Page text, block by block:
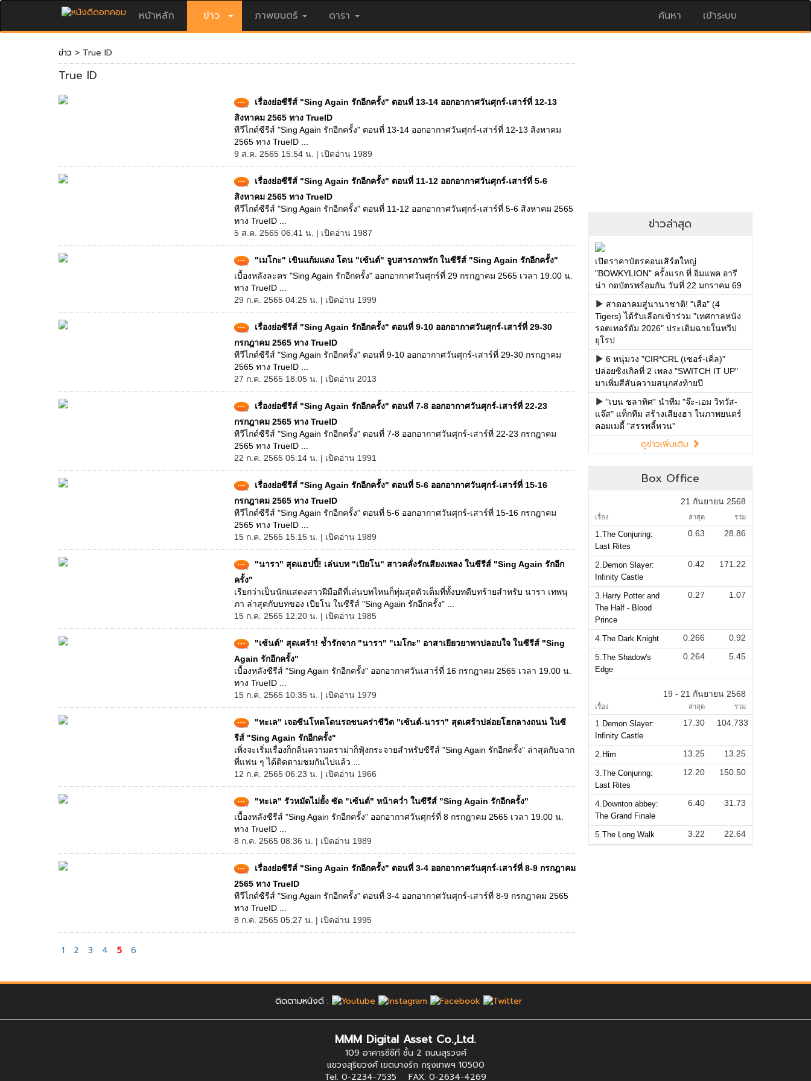
หน้าหลัก ข่าว ภาพยนตร์ ดารา ค้นหา เข้าระบบ
ข่าว > True ID
True ID
เรื่องย่อซีรีส์ "Sing Again รักอีกครั้ง" ตอนที่ 13-14 ออกอากาศวันศุกร์-เสาร์ที่ 12-13
สิงหาคม 2565 ทาง TrueID
ทีวีไกด์ซีรีส์ "Sing Again รักอีกครั้ง" ตอนที่ 13-14 ออกอากาศวันศุกร์-เสาร์ที่ 12-13 สิงหาคม
2565 ทาง TrueID ...
9 ส.ค. 2565 15:54 น. | เปิดอ่าน 1989
เรื่องย่อซีรีส์ "Sing Again รักอีกครั้ง" ตอนที่ 11-12 ออกอากาศวันศุกร์-เสาร์ที่ 5-6
สิงหาคม 2565 ทาง TrueID
ทีวีไกด์ซีรีส์ "Sing Again รักอีกครั้ง" ตอนที่ 11-12 ออกอากาศวันศุกร์-เสาร์ที่ 5-6 สิงหาคม 2565
ทาง TrueID ...
5 ส.ค. 2565 06:41 น. | เปิดอ่าน 1987
"เมโกะ" เขินแก้มแดง โดน "เซ้นต์" จูบสารภาพรัก ในซีรีส์ "Sing Again รักอีกครั้ง"
เบื้องหลังละคร "Sing Again รักอีกครั้ง" ออกอากาศวันศุกร์ที่ 29 กรกฎาคม 2565 เวลา 19.00 น.
ทาง TrueID ...
29 ก.ค. 2565 04:25 น. | เปิดอ่าน 1999
เรื่องย่อซีรีส์ "Sing Again รักอีกครั้ง" ตอนที่ 9-10 ออกอากาศวันศุกร์-เสาร์ที่ 29-30
กรกฎาคม 2565 ทาง TrueID
ทีวีไกด์ซีรีส์ "Sing Again รักอีกครั้ง" ตอนที่ 9-10 ออกอากาศวันศุกร์-เสาร์ที่ 29-30 กรกฎาคม
2565 ทาง TrueID ...
27 ก.ค. 2565 18:05 น. | เปิดอ่าน 2013
เรื่องย่อซีรีส์ "Sing Again รักอีกครั้ง" ตอนที่ 7-8 ออกอากาศวันศุกร์-เสาร์ที่ 22-23
กรกฎาคม 2565 ทาง TrueID
ทีวีไกด์ซีรีส์ "Sing Again รักอีกครั้ง" ตอนที่ 7-8 ออกอากาศวันศุกร์-เสาร์ที่ 22-23 กรกฎาคม
2565 ทาง TrueID ...
22 ก.ค. 2565 05:14 น. | เปิดอ่าน 1991
เรื่องย่อซีรีส์ "Sing Again รักอีกครั้ง" ตอนที่ 5-6 ออกอากาศวันศุกร์-เสาร์ที่ 15-16
กรกฎาคม 2565 ทาง TrueID
ทีวีไกด์ซีรีส์ "Sing Again รักอีกครั้ง" ตอนที่ 5-6 ออกอากาศวันศุกร์-เสาร์ที่ 15-16 กรกฎาคม
2565 ทาง TrueID ...
15 ก.ค. 2565 15:15 น. | เปิดอ่าน 1989
"นารา" สุดแฮปปี้! เล่นบท "เปียโน" สาวคลั่งรักเสียงเพลง ในซีรีส์ "Sing Again รักอีก
ครั้ง"
เรียกว่าเป็นนักแสดงสาวฝีมือดีที่เล่นบทไหนก็ทุ่มสุดตัวเต็มที่ทั้งบทดีบทร้ายสำหรับ นารา เทพนุ
ภา ล่าสุดกับบทของ เปียโน ในซีรีส์ "Sing Again รักอีกครั้ง" ...
15 ก.ค. 2565 12:20 น. | เปิดอ่าน 1985
"เซ้นต์" สุดเศร้า! ช้ำรักจาก "นารา" "เมโกะ" อาสาเยียวยาพาปลอบใจ ในซีรีส์ "Sing
Again รักอีกครั้ง"
เบื้องหลังซีรีส์ "Sing Again รักอีกครั้ง" ออกอากาศวันเสาร์ที่ 16 กรกฎาคม 2565 เวลา 19.00 น.
ทาง TrueID ...
15 ก.ค. 2565 10:35 น. | เปิดอ่าน 1979
"ทะเล" เจอซีนโหดโดนรถชนคร่าชีวิต "เซ้นต์-นารา" สุดเศร้าปล่อยโฮกลางถนน ในซี
รีส์ "Sing Again รักอีกครั้ง"
เพิ่งจะเริ่มเรื่องก็กลิ่นความดราม่าก็ฟุ้งกระจายสำหรับซีรีส์ "Sing Again รักอีกครั้ง" ล่าสุดกับฉาก
ที่แฟน ๆ ได้ติดตามชมกันไปแล้ว ...
12 ก.ค. 2565 06:23 น. | เปิดอ่าน 1966
"ทะเล" รัวหมัดไม่ยั้ง ซัด "เซ้นต์" หน้าคว่ำ ในซีรีส์ "Sing Again รักอีกครั้ง"
เบื้องหลังซีรีส์ "Sing Again รักอีกครั้ง" ออกอากาศวันศุกร์ที่ 8 กรกฎาคม 2565 เวลา 19.00 น.
ทาง TrueID ...
8 ก.ค. 2565 08:36 น. | เปิดอ่าน 1989
เรื่องย่อซีรีส์ "Sing Again รักอีกครั้ง" ตอนที่ 3-4 ออกอากาศวันศุกร์-เสาร์ที่ 8-9 กรกฎาคม
2565 ทาง TrueID
ทีวีไกด์ซีรีส์ "Sing Again รักอีกครั้ง" ตอนที่ 3-4 ออกอากาศวันศุกร์-เสาร์ที่ 8-9 กรกฎาคม 2565
ทาง TrueID ...
8 ก.ค. 2565 05:27 น. | เปิดอ่าน 1995
1 2 3 4 5 6
ข่าวล่าสุด
เปิดราคาบัตรคอนเสิร์ตใหญ่
"BOWKYLION" ครั้งแรก ที่ อิมแพค อารี
น่า กดบัตรพร้อมกัน วันที่ 22 มกราคม 69
สาดอาคมสู่นานาชาติ! "เสือ" (4
Tigers) ได้รับเลือกเข้าร่วม "เทศกาลหนัง
รอตเทอร์ดัม 2026" ประเดิมฉายในทวีป
ยุโรป
6 หนุ่มวง "CIR*CRL (เซอร์-เคิ่ล)"
ปล่อยซิงเกิลที่ 2 เพลง "SWITCH IT UP"
มาเพิ่มสีสันความสนุกส่งท้ายปี
"เบน ชลาทิศ" นำทีม "จ๊ะ-เอม วิทวัส-
แจ๊ส" แท็กทีม สร้างเสียงฮา ในภาพยนตร์
คอมเมดี้ "สรรพลี้หวน"
ดูข่าวเพิ่มเติม
Box Office
21 กันยายน 2568
เรื่อง ล่าสุด รวม
1. The Conjuring:
Last Rites
0.63 28.86
2. Demon Slayer:
Infinity Castle
0.42 171.22
3. Harry Potter and
The Half - Blood
Prince
0.27 1.07
4. The Dark Knight 0.266
0.92
5. The Shadow's
Edge
0.264 5.45
19 - 21 กันยายน 2568
เรื่อง ล่าสุด รวม
1. Demon Slayer:
Infinity Castle
17.30 104.733
2. Him 13.25
13.25
3. The Conjuring:
Last Rites
12.20 150.50
4. Downton abbey:
The Grand Finale
6.40 31.73
5. The Long Walk 3.22 22.64
ติดตามหนังดี :
MMM Digital Asset Co.,Ltd.
109 อาคารซีซีที ชั้น 2 ถนนสุรวงศ์
แขวงสุริยวงศ์ เขตบางรัก กรุงเทพฯ 10500
Tel. 0-2234-7535 FAX. 0-2634-4269